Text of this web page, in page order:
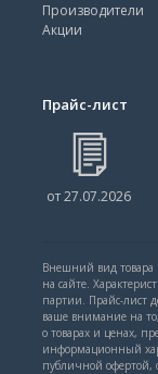
Производители
Акции
Прайс-лист
от 27.07.2026
Внешний вид товара
на сайте.
партии. Прайс-лист
ваше внимание на
о товарах и ценах,
информационный
публичной